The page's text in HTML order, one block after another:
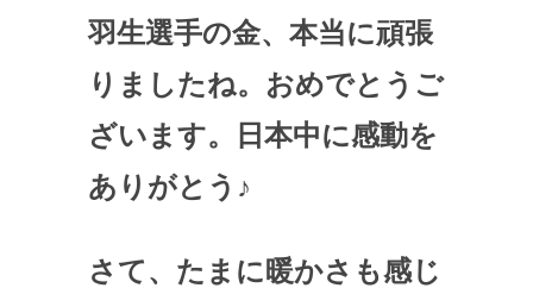
羽生選手の金、本当に頑張
りましたね。おめでとうご
ざいます。日本中に感動を
ありがとう♪
さて、たまに暖かさも感じ